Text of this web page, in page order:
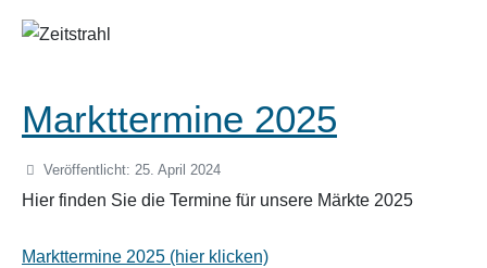
Markttermine 2025
Veröffentlicht: 25. April 2024
Hier finden Sie die Termine für unsere Märkte 2025
Markttermine 2025 (hier klicken)